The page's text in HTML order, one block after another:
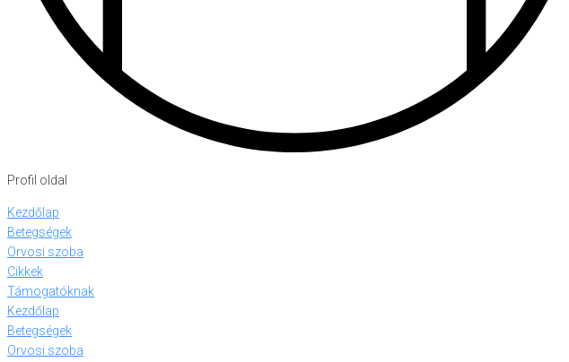
Profil oldal
Kezdőlap
Betegségek
Orvosi szoba
Cikkek
Támogatóknak
Kezdőlap
Betegségek
Orvosi szoba